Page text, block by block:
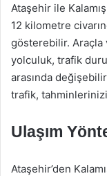
Ataşehir ile
12 kilometre
gösterebilir. Araçla
yolculuk, trafik
arasında
trafik,
Ulaşım
Ataşehir’den